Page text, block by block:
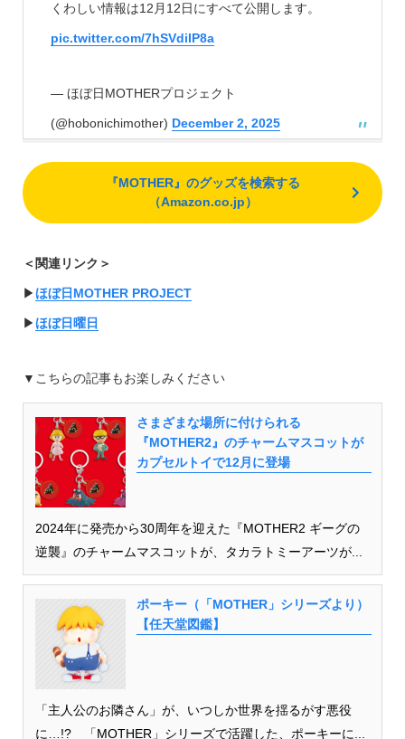
くわしい情報は12月12日にすべて公開します。
pic.twitter.com/7hSVdiIP8a
— ほぼ日MOTHERプロジェクト
(@hobonichimother) December 2, 2025
『MOTHER』のグッズを検索する
（Amazon.co.jp）
＜関連リンク＞
▶︎ほぼ日MOTHER PROJECT
▶︎ほぼ日曜日
▼こちらの記事もお楽しみください
さまざまな場所に付けられる
『MOTHER2』のチャームマスコットが
カプセルトイで12月に登場
2024年に発売から30周年を迎えた『MOTHER2 ギーグの
逆襲』のチャームマスコットが、タカラトミーアーツが...
ポーキー（「MOTHER」シリーズより）
【任天堂図鑑】
「主人公のお隣さん」が、いつしか世界を揺るがす悪役
に…!? 「MOTHER」シリーズで活躍した、ポーキーに...